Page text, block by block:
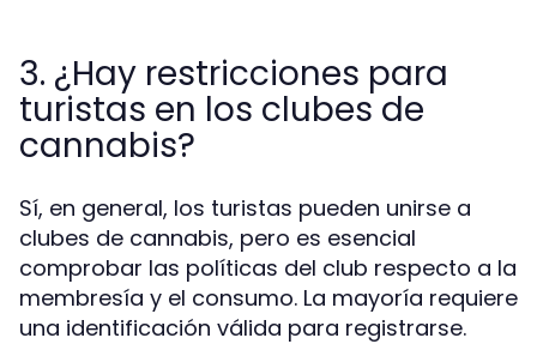
3. ¿Hay restricciones para
turistas en los clubes de
cannabis?
Sí, en general, los turistas pueden unirse a
clubes de cannabis, pero es esencial
comprobar las políticas del club respecto a la
membresía y el consumo. La mayoría requiere
una identificación válida para registrarse.